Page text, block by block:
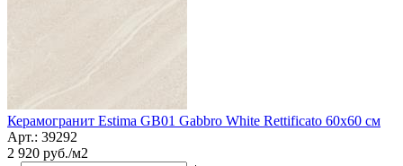
Керамогранит Estima GB01 Gabbro White Rettificato 60x60 см
Арт.: 39292
2 920 руб./м2